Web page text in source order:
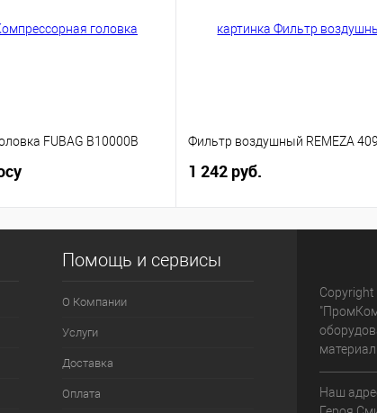
FUBAG B10000B Фильтр воздушный REMEZA
1 242 руб.
Помощь и сервисы
О Компании
Услуги
Доставка
Оплата
Наш